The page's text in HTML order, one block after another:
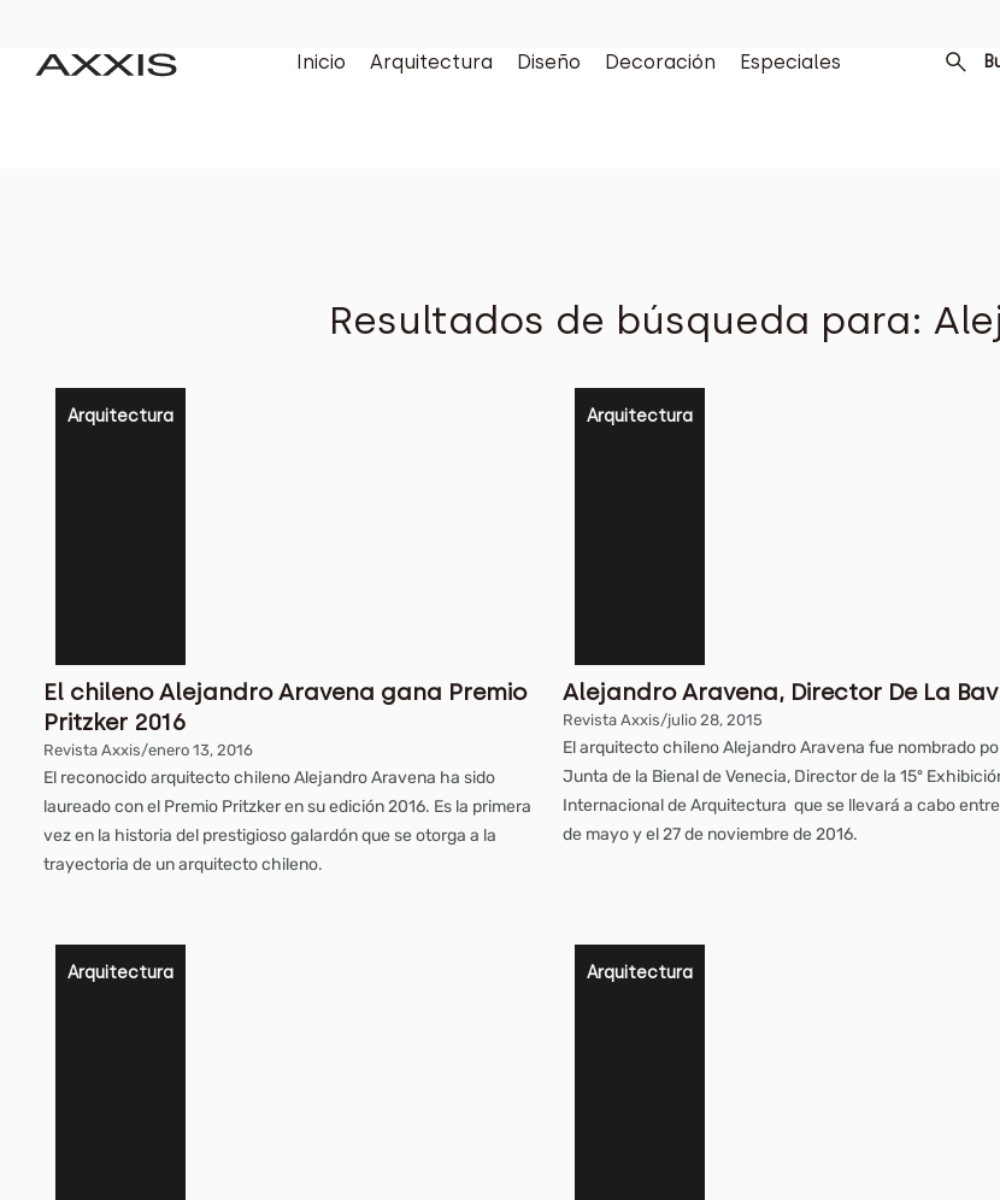
Inicio Arquitectura Diseño Decoración Especiales
Resultados de búsqueda para:
Arquitectura
El chileno Alejandro Aravena gana Premio
Pritzker 2016
Revista Axxis/enero 13, 2016
El reconocido arquitecto chileno Alejandro Aravena ha sido
laureado con el Premio Pritzker en su edición 2016. Es la primera
vez en la historia del prestigioso galardón que se otorga a la
trayectoria de un arquitecto chileno.
Arquitectura
Alejandro Aravena, Director De La Bav
Revista Axxis/julio 28, 2015
El arquitecto chileno Alejandro Aravena fue nombrado
Junta de la Bienal de Venecia, Director de la 15º
Internacional de Arquitectura que se llevará a cabo
de mayo y el 27 de noviembre de 2016.
Arquitectura Arquitectura